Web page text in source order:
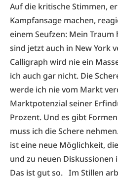
Auf die kritische Stimmen,
Kampfansage machen,
einem Seufzen: Mein
sind jetzt auch in New York
Calligraph wird nie ein
ich auch gar nicht. Die
werde ich nie vom Markt
Marktpotenzial seiner
Prozent. Und es gibt
muss ich die Schere
ist eine neue Möglichkeit,
und zu neuen Diskussionen
Das ist gut so. Im Stillen